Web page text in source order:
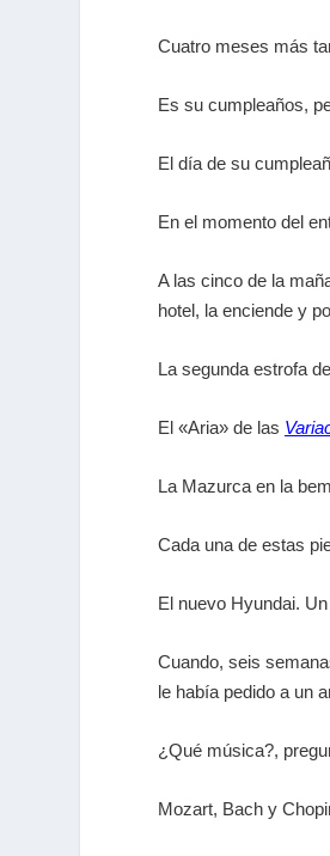
Cuatro meses más
Es su cumpleaños,
El día de su
En el momento del
A las cinco de la
hotel, la enciende y
La segunda estrofa
El «Aria» de las
La Mazurca en la
Cada una de estas
El nuevo Hyundai.
Cuando, seis
le había pedido a un
¿Qué música?,
Mozart, Bach y